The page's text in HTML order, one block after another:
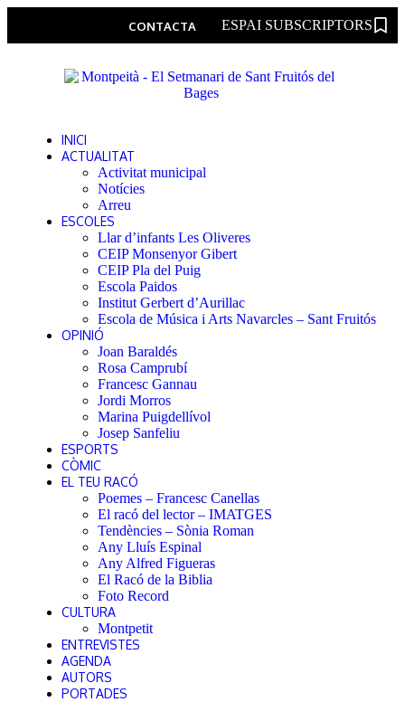
CONTACTA ESPAI SUBSCRIPTORS
INICI
ACTUALITAT
Activitat municipal
Notícies
Arreu
ESCOLES
Llar d’infants Les Oliveres
CEIP Monsenyor Gibert
CEIP Pla del Puig
Escola Paidos
Institut Gerbert d’Aurillac
Escola de Música i Arts Navarcles – Sant Fruitós
OPINIÓ
Joan Baraldés
Rosa Camprubí
Francesc Gannau
Jordi Morros
Marina Puigdellívol
Josep Sanfeliu
ESPORTS
CÒMIC
EL TEU RACÓ
Poemes – Francesc Canellas
El racó del lector – IMATGES
Tendències – Sònia Roman
Any Lluís Espinal
Any Alfred Figueras
El Racó de la Biblia
Foto Record
CULTURA
Montpetit
ENTREVISTES
AGENDA
AUTORS
PORTADES